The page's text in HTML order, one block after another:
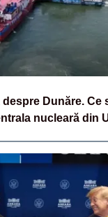
Dunăre. Ce
nucleară din